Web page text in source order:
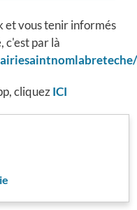
et vous tenir informés
c'est par là
cliquezICI